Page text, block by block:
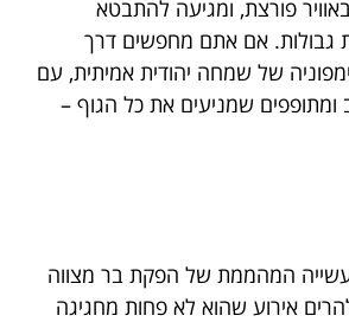
פורצת, ומגיעה להתבטא
גבולות. אם אתם מחפשים דרך
של שמחה יהודית אמיתית, עם
שמניעים את כל הגוף –
המהממת של הפקת בר מצווה
אירוע שהוא לא פחות מחגיגה